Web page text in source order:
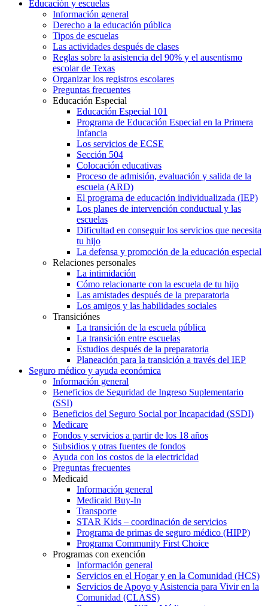
Educación y escuelas
Información general
Derecho a la educación pública
Tipos de escuelas
Las actividades después de clases
Reglas sobre la asistencia del 90% y el ausentismo
escolar de Texas
Organizar los registros escolares
Preguntas frecuentes
Educación Especial
Educación Especial 101
Programa de Educación Especial en la Primera
Infancia
Los servicios de ECSE
Sección 504
Colocación educativas
Proceso de admisión, evaluación y salida de la
escuela (ARD)
El programa de educación individualizada (IEP)
Los planes de intervención conductual y las
escuelas
Dificultad en conseguir los servicios que necesita
tu hijo
La defensa y promoción de la educación especial
Relaciones personales
La intimidación
Cómo relacionarte con la escuela de tu hijo
Las amistades después de la preparatoria
Los amigos y las habilidades sociales
Transiciónes
La transición de la escuela pública
La transición entre escuelas
Estudios después de la preparatoria
Planeación para la transición a través del IEP
Seguro médico y ayuda económica
Información general
Beneficios de Seguridad de Ingreso Suplementario
(SSI)
Beneficios del Seguro Social por Incapacidad (SSDI)
Medicare
Fondos y servicios a partir de los 18 años
Subsidios y otras fuentes de fondos
Ayuda con los costos de la electricidad
Preguntas frecuentes
Medicaid
Información general
Medicaid Buy-In
Transporte
STAR Kids – coordinación de servicios
Programa de primas de seguro médico (HIPP)
Programa Community First Choice
Programas con exención
Información general
Servicios en el Hogar y en la Comunidad (HCS)
Servicios de Apoyo y Asistencia para Vivir en la
Comunidad (CLASS)